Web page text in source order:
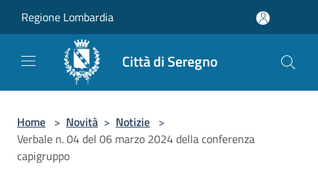
Regione Lombardia
Città di Seregno
Home > Novità > Notizie >
Verbale n. 04 del 06 marzo 2024 della conferenza
capigruppo